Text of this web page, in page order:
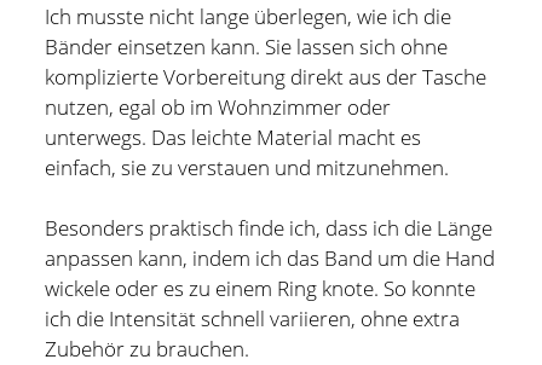
Ich musste nicht lange überlegen, wie ich die
Bänder einsetzen kann. Sie lassen sich ohne
komplizierte Vorbereitung direkt aus der Tasche
nutzen, egal ob im Wohnzimmer oder
unterwegs. Das leichte Material macht es
einfach, sie zu verstauen und mitzunehmen.
Besonders praktisch finde ich, dass ich die Länge
anpassen kann, indem ich das Band um die Hand
wickele oder es zu einem Ring knote. So konnte
ich die Intensität schnell variieren, ohne extra
Zubehör zu brauchen.